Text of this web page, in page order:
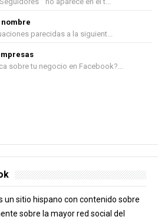
parecidas a la siguient...
sobre tu negocio en Facebook?...
un sitio hispano con contenido sobre
sobre la mayor red social del